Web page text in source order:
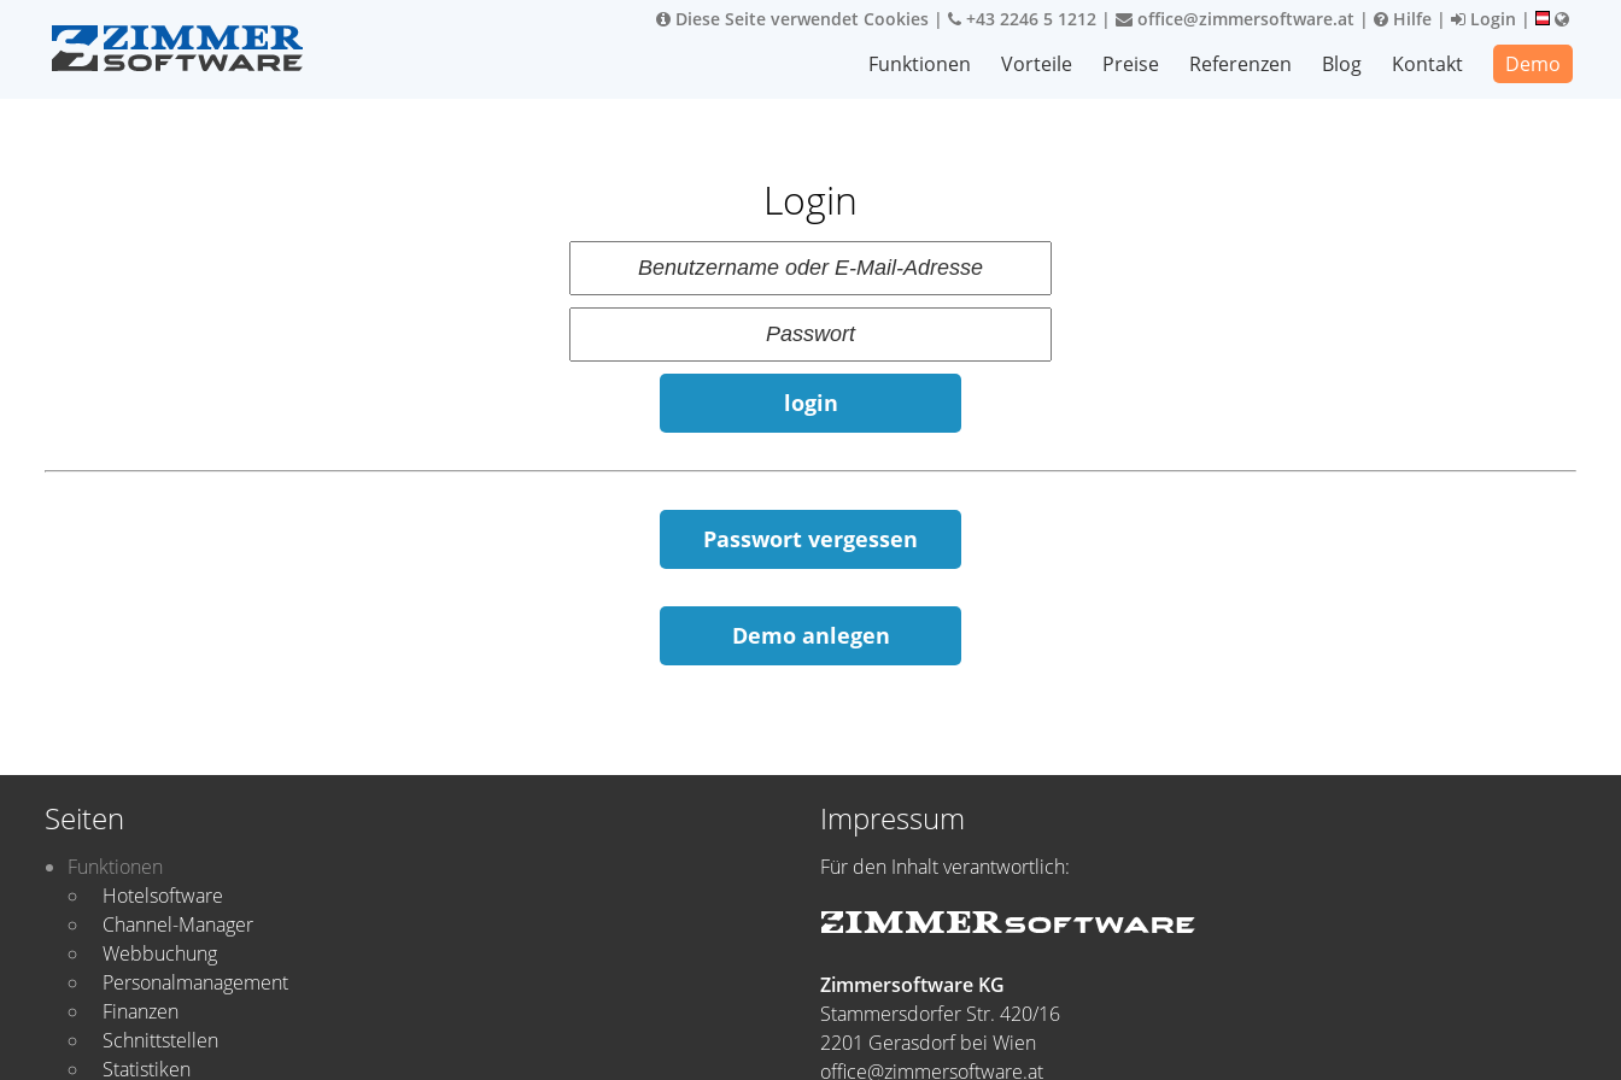
Diese Seite verwendet Cookies | +43 2246 5 1212 | office@zimmersoftware.at | Hilfe | Login |
Funktionen Vorteile Preise Referenzen Blog Kontakt Demo
Login
login
Passwort vergessen
Demo anlegen
Seiten
Funktionen
Hotelsoftware
Channel-Manager
Webbuchung
Personalmanagement
Finanzen
Schnittstellen
Statistiken
Impressum
Für den Inhalt verantwortlich:
Zimmersoftware KG
Stammersdorfer Str. 420/16
2201 Gerasdorf bei Wien
office@zimmersoftware.at